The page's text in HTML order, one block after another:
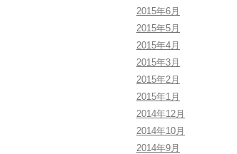
2015年6月
2015年5月
2015年4月
2015年3月
2015年2月
2015年1月
2014年12月
2014年10月
2014年9月